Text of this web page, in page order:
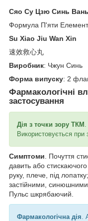
Сяо Су Цзю Синь Вань
Формула П'яти
Su Xiao Jiu Wan Xin
速效救心丸
Виробник: Чжун Синь
Форма випуску: 2
Фармакологічні
застосування
Дія з точки зору ТКМ
Використовується при
Симптоми . Почуття
давить або
руку, плече, під
застійними, синюшними
Пульс шкрябаючий.
Фармакологічна дія